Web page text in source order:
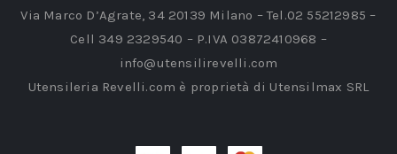
Via Marco D’Agrate, 34 20139 Milano – Tel.02 55212985 –
Cell 349 2329540 – P.IVA 03872410968 –
info@utensilirevelli.com
Utensileria Revelli.com è proprietà di Utensilmax SRL